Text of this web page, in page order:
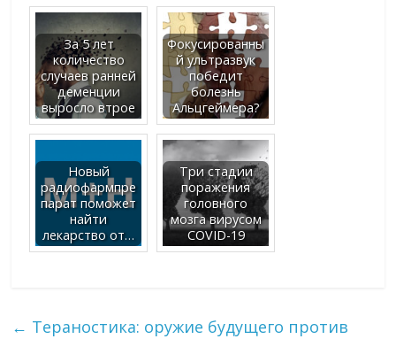
За 5 лет
количество
случаев ранней
деменции
выросло втрое
Фокусированны
й ультразвук
победит
болезнь
Альцгеймера?
Новый
радиофармпре
парат поможет
найти
лекарство от…
Три стадии
поражения
головного
мозга вирусом
COVID-19
← Тераностика: оружие будущего против